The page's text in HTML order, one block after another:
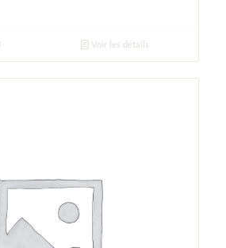
Voir les détails